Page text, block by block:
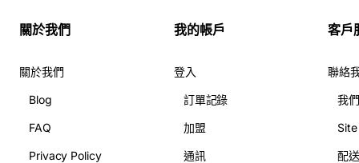
關於我們
關於我們
Blog
FAQ
Privacy Policy
我的帳戶
登入
訂單記錄
加盟
通訊
客戶
聯絡
我
配